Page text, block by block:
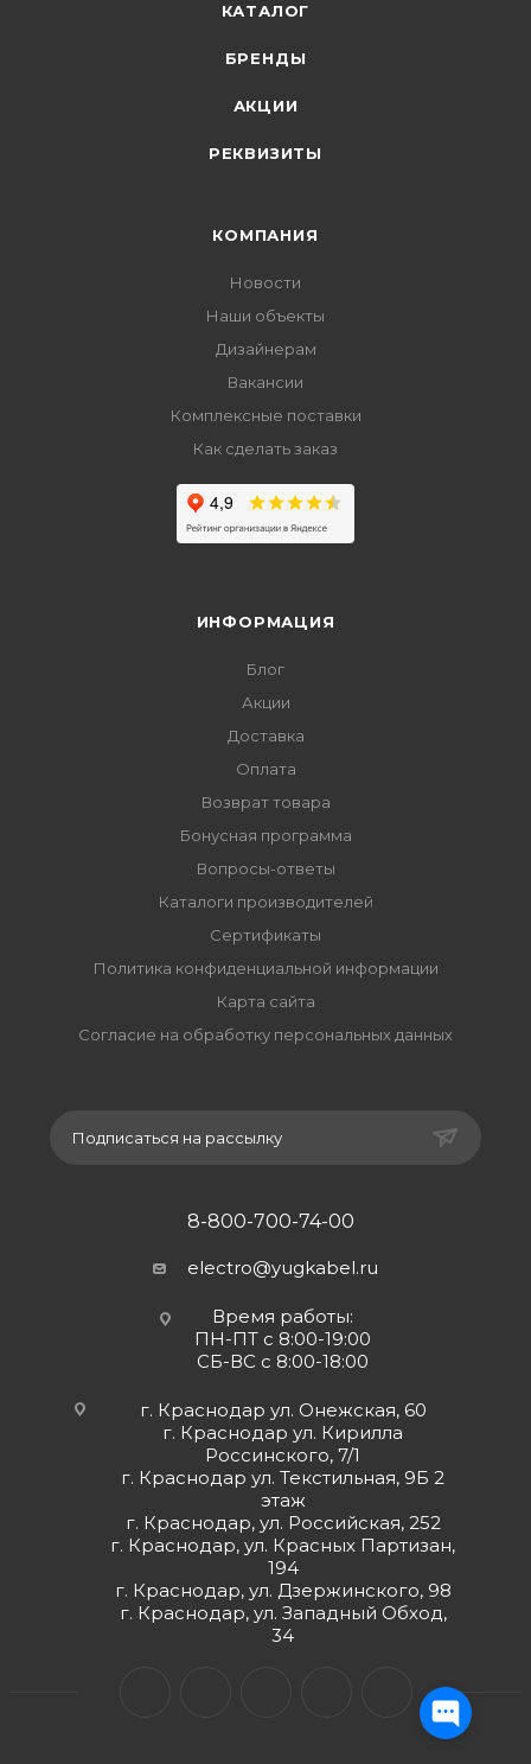
КАТАЛОГ
БРЕНДЫ
АКЦИИ
РЕКВИЗИТЫ
КОМПАНИЯ
Новости
Наши объекты
Дизайнерам
Вакансии
Комплексные поставки
Как сделать заказ
ИНФОРМАЦИЯ
Блог
Акции
Доставка
Оплата
Возврат товара
Бонусная программа
Вопросы-ответы
Каталоги производителей
Сертификаты
Политика конфиденциальной информации
Карта сайта
Согласие на обработку персональных данных
Подписаться на рассылку
8-800-700-74-00
electro@yugkabel.ru
Время работы:
ПН-ПТ с 8:00-19:00
СБ-ВС с 8:00-18:00
г. Краснодар ул. Онежская, 60
г. Краснодар ул. Кирилла
Россинского, 7/1
г. Краснодар ул. Текстильная, 9Б 2
этаж
г. Краснодар, ул. Российская, 252
г. Краснодар, ул. Красных Партизан,
194
г. Краснодар, ул. Дзержинского, 98
г. Краснодар, ул. Западный Обход,
34